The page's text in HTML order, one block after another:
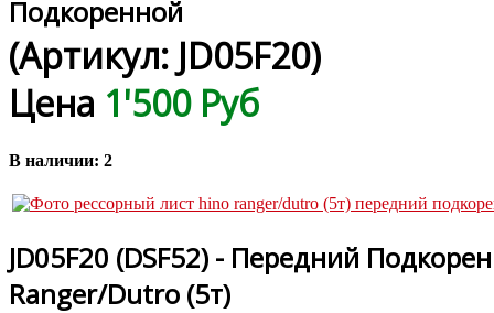
Подкоренной
(Артикул: JD05F20)
Цена 1'500 Руб
В наличии: 2
JD05F20 (DSF52) - Передний
Ranger/Dutro (5т)